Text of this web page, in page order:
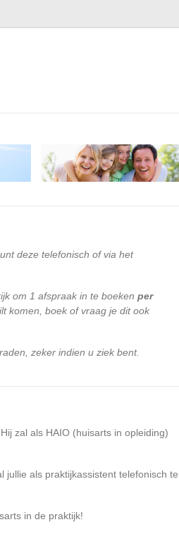
deze telefonisch of via het
om 1 afspraak in te boeken per
komen, boek of vraag je dit ook
zeker indien u ziek bent.
zal als HAIO (huisarts in opleiding)
jullie als praktijkassistent telefonisch te
in de praktijk!